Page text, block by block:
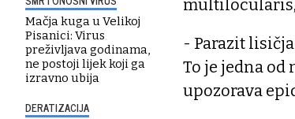
Mačja kuga u Velikoj
Pisanici: Virus
preživljava godinama,
ne postoji lijek koji ga
izravno ubija
DERATIZACIJA
- Parazit
To je jedna
upozorava